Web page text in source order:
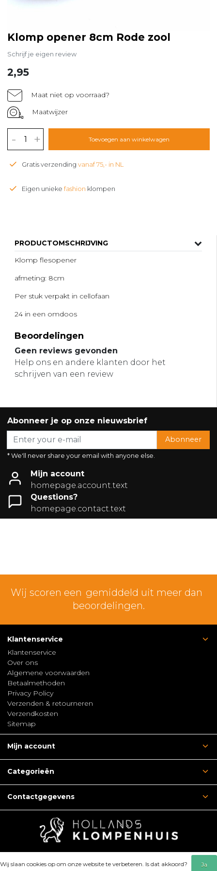
PRODUCTOMSCHRIJVING
Klomp flesopener
afmeting: 8cm
Per stuk verpakt in cellofaan
24 in een omdoos
Beoordelingen
Geen reviews gevonden
Help ons en andere klanten door het
schrijven van een review
Klomp opener 8cm Rode zool
Schrijf je eigen review
2,95
Maat niet op voorraad?
Maatwijzer
- + Toevoegen aan winkelwagen
Gratis verzending vanaf 75,- in NL
Eigen unieke fashion klompen
Abonneer je op onze nieuwsbrief
Abonneer
* We'll never share your email with anyone else.
Mijn account
homepage.account.text
Questions?
homepage.contact.text
Wij scoren een gemiddeld uit meer dan
beoordelingen.
Klantenservice
Klantenservice
Over ons
Algemene voorwaarden
Betaalmethoden
Privacy Policy
Verzenden & retourneren
Verzendkosten
Sitemap
Mijn account
Categorieën
Contactgegevens
Wij slaan cookies op om onze website te verbeteren. Is dat akkoord? Ja